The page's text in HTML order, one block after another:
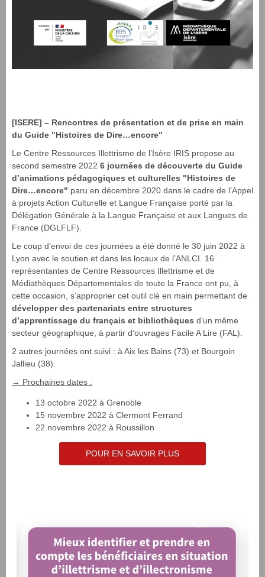
[ISERE] – Rencontres de présentation et de prise en main
du Guide "Histoires de Dire…encore"
Le Centre Ressources Illettrisme de l’Isère IRIS propose au
second semestre 2022 6 journées de découverte du Guide
d’animations pédagogiques et culturelles "Histoires de
Dire…encore" paru en décembre 2020 dans le cadre de l’Appel
à projets Action Culturelle et Langue Française porté par la
Délégation Générale à la Langue Française et aux Langues de
France (DGLFLF).
Le coup d’envoi de ces journées a été donné le 30 juin 2022 à
Lyon avec le soutien et dans les locaux de l’ANLCI. 16
représentantes de Centre Ressources Illettrisme et de
Médiathèques Départementales de toute la France ont pu, à
cette occasion, s’approprier cet outil clé en main permettant de
développer des partenariats entre structures
d’apprentissage du français et bibliothèques d’un même
secteur géographique, à partir d’ouvrages Facile A Lire (FAL).
2 autres journées ont suivi : à Aix les Bains (73) et Bourgoin
Jallieu (38).
→ Prochaines dates :
13 octobre 2022 à Grenoble
15 novembre 2022 à Clermont Ferrand
22 novembre 2022 à Roussillon
POUR EN SAVOIR PLUS